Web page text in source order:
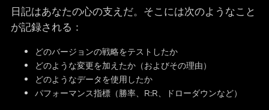
日記はあなたの心の支えだ。そこには次のようなこと
が記録される：
どのバージョンの戦略をテストしたか
どのような変更を加えたか（およびその理由）
どのようなデータを使用したか
パフォーマンス指標（勝率、R:R、ドローダウンなど）